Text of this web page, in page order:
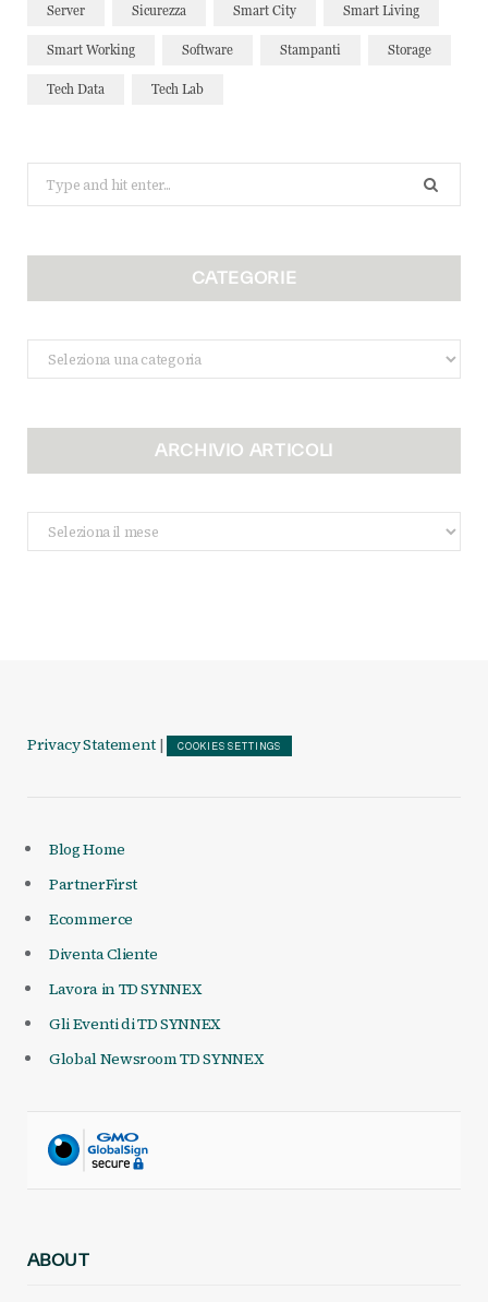
Server Sicurezza Smart City Smart Living
Smart Working Software Stampanti Storage
Tech Data Tech Lab
for:
CATEGORIE
Categorie
ARCHIVIO ARTICOLI
Archivio
Articoli
Privacy Statement | COOKIES SETTINGS
Blog Home
PartnerFirst
Ecommerce
Diventa Cliente
Lavora in TD SYNNEX
Gli Eventi di TD SYNNEX
Global Newsroom TD SYNNEX
ABOUT